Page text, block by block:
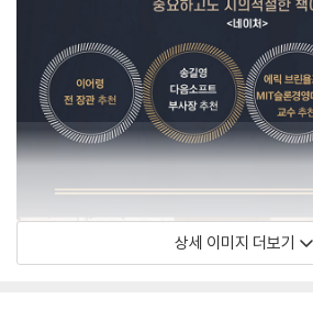
상세 이미지 더보기